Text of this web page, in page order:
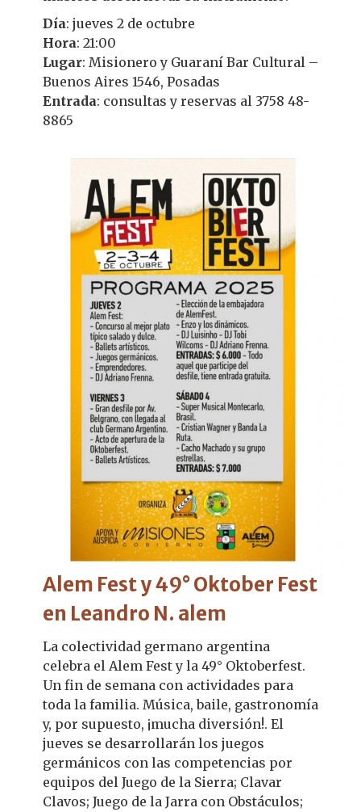
Día: jueves 2 de octubre
Hora: 21:00
Lugar: Misionero y Guaraní Bar Cultural –
Buenos Aires 1546, Posadas
Entrada: consultas y reservas al 3758 48-
8865
Alem Fest y 49° Oktober Fest
en Leandro N. alem
La colectividad germano argentina
celebra el Alem Fest y la 49° Oktoberfest.
Un fin de semana con actividades para
toda la familia. Música, baile, gastronomía
y, por supuesto, ¡mucha diversión!. El
jueves se desarrollarán los juegos
germánicos con las competencias por
equipos del Juego de la Sierra; Clavar
Clavos; Juego de la Jarra con Obstáculos;